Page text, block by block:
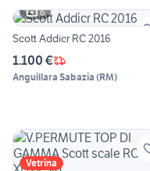
6
Scott Addicr RC 2016
1.100 €
Anguillara Sabazia (RM)
Vetrina